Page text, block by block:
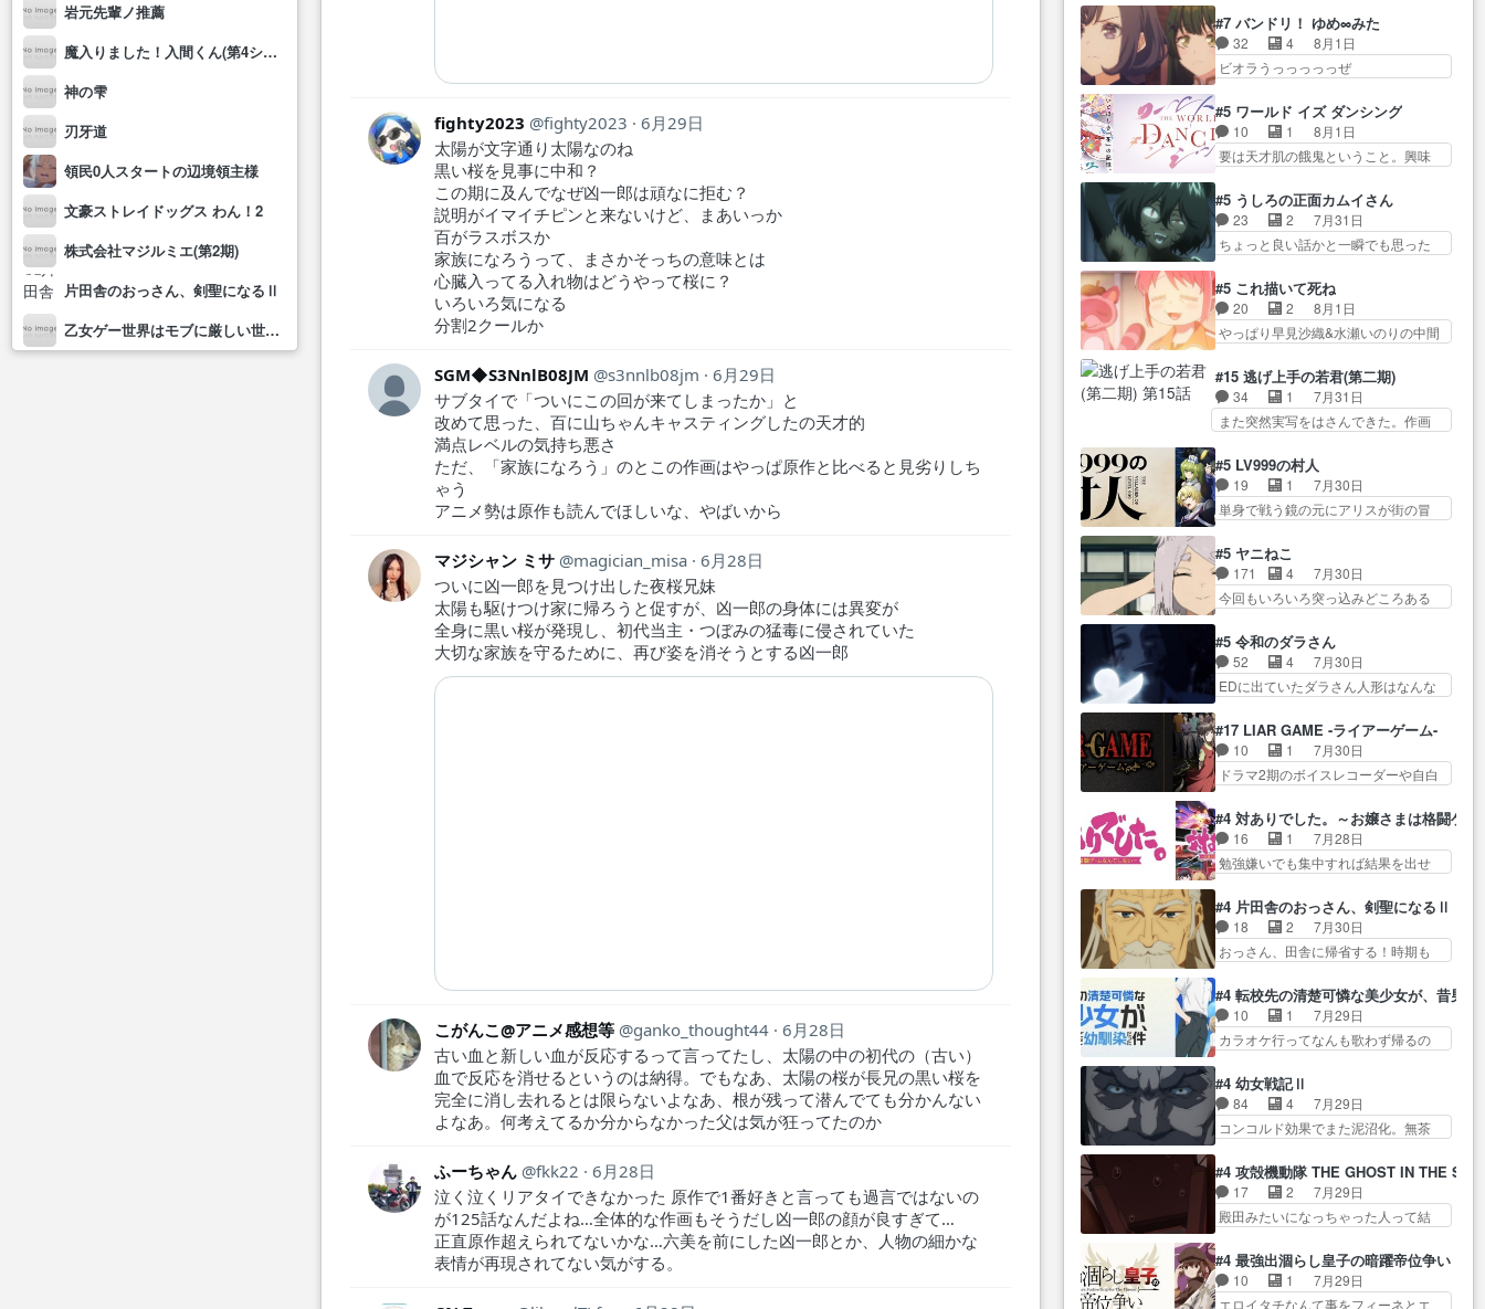
岩元先輩ノ推薦
魔入りました！入間くん(第4シリーズ)
神の雫
刃牙道
領民0人スタートの辺境領主様
文豪ストレイドッグス わん！2
株式会社マジルミエ(第2期)
片田舎のおっさん、剣聖になるⅡ
乙女ゲー世界はモブに厳しい世界です2
fighty2023 fighty2023
6月29日
太陽が文字通り太陽なのね
黒い桜を見事に中和？
この期に及んでなぜ凶一郎は頑なに拒む？
説明がイマイチピンと来ないけど、まあいっか
百がラスボスか
家族になろうって、まさかそっちの意味とは
心臓入ってる入れ物はどうやって桜に？
いろいろ気になる
分割2クールか
SGM◆S3NnlB08JM s3nnlb08jm
6月29日
サブタイで「ついにこの回が来てしまったか」と
改めて思った、百に山ちゃんキャスティングしたの天才的
満点レベルの気持ち悪さ
ただ、「家族になろう」のとこの作画はやっぱ原作と比べると見劣りしち
ゃう
アニメ勢は原作も読んでほしいな、やばいから
マジシャン ミサ magician_misa
6月28日
ついに凶一郎を見つけ出した夜桜兄妹
太陽も駆けつけ家に帰ろうと促すが、凶一郎の身体には異変が
全身に黒い桜が発現し、初代当主・つぼみの猛毒に侵されていた
大切な家族を守るために、再び姿を消そうとする凶一郎
こがんこ@アニメ感想等 ganko_thought44
6月28日
古い血と新しい血が反応するって言ってたし、太陽の中の初代の（古い）
血で反応を消せるというのは納得。でもなあ、太陽の桜が長兄の黒い桜を
完全に消し去れるとは限らないよなあ、根が残って潜んでても分かんない
よなあ。何考えてるか分からなかった父は気が狂ってたのか
ふーちゃん fkk22
6月28日
泣く泣くリアタイできなかった 原作で1番好きと言っても過言ではないの
が125話なんだよね…全体的な作画もそうだし凶一郎の顔が良すぎて…
正直原作超えられてないかな…六美を前にした凶一郎とか、人物の細かな
表情が再現されてない気がする。
アキオの… 色々とひっかけがあ
って、最終的に嫌な終わ… ゴン
ゾウが従える大量のツガイに何事か
と思…
タ… 年上旦那が良い人でも、女
は宝石でただ笑っ… ダイルの儀
式の神々しさたるや。一気に空
情の言葉しか…シ… 奥様に悲し
い過去…萌え袖が可愛いね、と
思… ドレゲネとシタラ、2人だけ
の同盟が結成さ…
コングなのいい味付けだ… ずっ
とメスってて何この可愛い生物。ク
ラス… 付き合い始めたら始めた
でまた違った悩みが… と一歩ず
の… ツインテールが可愛いお茶
目な妹ちゃんです… しかも過去
も重いんかいかつては自分に自
からかしらお顔が… 黒絵「怪獣
に憧れるのはいいけど自分自身
が… 素の自分はどちらなのかは
まだ不明だが見せ…
#7 バンドリ！ ゆめ∞みた
32 4
8月1日
ビオラうっっっっっぜ
ちゃん、僕っ子になってから取り戻
し… ビオラが悪魔すぎて気分が
悪くなってきたこ… 声優まとめ
ました(７話まで)仲町あられ/… ビ
wwwこ… 自信あれば評価なんて
気にしないし、充実し… ・バー
チャルだけど、みゅーたいぷ初ライ
たら歌唱シーン… の、らいぶシ
ーン＿!!­­--­­--­… それだけでええや
ん！！しかし、ビオラが仕…
#5 ワールド イズ ダンシング
10 1
8月1日
要は天才肌の餓鬼ということ。興味
かった？鬼夜叉が田楽の… 猿楽
の鬼夜叉と田楽の増次郎。小さない
ざこ… 着眼点は良くとも、先鋭
的すぎるのか。芸能… 鬼夜叉は
条… 観世座を離れ、三条坊門御
所で日々を送る鬼… 「お前(鬼夜
叉)が凄いのではなく客が凄い…
猫の動き… 登場人物の我が強
い。新しい獅子舞に拘って… 第
５話をprimevideoで視聴しまし…
#5 うしろの正面カムイさん
23 2
7月31日
ちょっと良い話かと一瞬でも思った
めてなかった？白雪碧さ… 今日
も1日お疲れ様でした～───昨晩～
今… 幼女に拾われたお市ちゃん
の恩返し。化け猫… 役にて出演
ン… トイ・ストーリーみたいな
始まり。流石に除… 猫相手にな
んでそんなに…と思ったらそう
化け猫は油が好物… 今回はあか
やし1体のみで15分。金持ちの…
今更だけど霊が性行為で祓えること
は何とな…
#5 これ描いて死ね
20 2
8月1日
やっぱり早見沙織&水瀬いのりの中間
とになってたんだっけ… 登場人
物が増えてわいわいしたところが好
き… 初コミティアで２０冊刷り
は妥当だよね。俺… 藤森さんの
が⋯… 〜漫画に「想い」をこめ
よう｣娘に漫画であ… 何回この作
品に泣かされるのだろう。光が
っていいなあ。同… コミティア
参加のしおりを徹夜で作る先生
(… お母さん、娘にあんな漫画描
かれたら泣いち…
#15 逃げ上手の若君(第二期)
34 1
7月31日
また突然実写をはさんできた。作画
る事と分かると水を得た… 30歳
まで童貞だと魔法使いになれるとい
う… こっちの諏訪の三大将もま
たクセが強いw色… 頼重が完全に
が… 弧次郎「欲を我慢して強く
なれるなら大飯食… 変化球な演
出も交えながらの状況説明が本
した！最終的に… この高らかな
DT宣言、合田一人に通じるも…
この作品は近年稀に見るおっさんキ
ャラの充…
#5 LV999の村人
19 1
7月30日
単身で戦う鏡の元にアリスが街の冒
に飲み込まれた転生者と… みん
なががんばってくれたアリスの父ち
ゃん… 成長限界が999である村人
と定めた上位存… 大規模バトル
り… やっぱり勇者より強かった
か笑統率力LV9… 普通の人間の親
子やーん総務課長と娘の女子…
の… そのために役割を超越する
者の出現させるた… アリスのお
陰で他の勇者達も共闘してくれ魔…
#5 ヤニねこ
171 4
7月30日
今回もいろいろ突っ込みどころある
の話が尋常じゃない雰囲… 妹子
ちゃんの恋愛話をしたり、タバコを
生産… ここうっすら思ったこと
ズバリ言ってくれて… おかし
配… ヤクねこのクワガタ取りの
話見て切なくなっ… 普段は選別
された4～600レスを2,30… 隠し
正… なんか今日はかなり一瞬で
終わっちまったっ… 先週と比べ
てまだまともに見えた。4話は過…
#5 令和のダラさん
52 4
7月30日
EDに出ていたダラさん人形はなんな
生まれた日』をダラさ… 陰惨な
過去がきっちり現代に継承されてい
る… ダラさんと姉弟の母との出
会いの話やはりダ… ダラさんの
人… 第５話感想：２人の過剰な
貢ぎ物?の礼とし… 第５話感想：
姉のお誕生会にダラさんを招
替わってるのね… こんなデカイ
のどうやって運ぶんだよ！？
姉… ダラさん、人型形態にもな
れるんか!?w髪…
#17 LIAR GAME -ライアーゲーム-
10 1
7月30日
ドラマ2期のボイスレコーダーや自白
をつくのが抜群に上手… 昼の国
の奴らも馬鹿が多いが、夜の国も同
じ… ご視聴ありがとうございま
した来週もよろし… 握った◯治
レ… ヨコヤの頭の回転の速さと
人間の心理を利用… 夜の国のヨ
コヤ支配がますますひどく……。
裁支配を強化、… やはりヨコヤ
いいですね。昼の国が勝てる
流… 役で出演いたしました。次
回も緊張が止まり…
#4 対ありでした。～お嬢さまは格闘ゲ
16 1
7月28日
勉強嫌いでも集中すれば結果を出せ
しむ４人。だが、期末試… どん
なゲームも相手が強すぎるとやる気
無く… テーマ：テスト勉強と大
会感想は、美緒がテ… すげーー
優… 深夜の格ゲー対戦よりテス
トの方がよっぽど… 真剣に授業
を受けて、夜は珠樹の部屋で格
勉強会！美緒ちゃ… 受験勉強と
戦闘の2択なら戦闘を選ぶ娘w
美… 勉強嫌いでバトルを選ぶっ
て、ひぐらしの沙…
#4 片田舎のおっさん、剣聖になるⅡ
18 2
7月30日
おっさん、田舎に帰省する！時期も
副団長、年長者が強い順… 底知
れない爺さんには夢が詰まってると
思う… クルニ、ヘンブリッツ、
ミュイと一緒におっ… 帰省、お
確… 父親から手紙が来た。サー
ベルボアの退治の… ここでヘン
ブリッツくんが同行するのが変
に・ベリルはミュ… おっさんの
親となるとお爺ちゃんだよね孫
扱… ・ベリル、実家に帰ること
に・ベリルはミュ…
#4 転校先の清楚可憐な美少女が、昔男
10 1
7月29日
カラオケ行ってなんも歌わず帰るの
めっちゃ可愛いぞ！！！… どう
やらあの女優さんが春希のお母さん
のよ… 春希ちゃん姫ちゃんに野
菜の子も凄え可愛い… 隼人くん
全… 第４話をU-NEXTで視聴しま
した。視聴… スマホを買うた
め、都心で待ち合わせをした…
だかん… いきなりシリアス展開
ぶち込んでくるじゃん… 春希の
家庭事情は複雑。食事とか隼人が親
#4 幼女戦記Ⅱ
84 4
7月29日
コンコルド効果でまた泥沼化。無茶
自らが行う煙草と葉巻は… ブロ
グを更新しました!!宜しければ、是
非… 計画通りにはいかないね笑
やり遂げた(ほぼ… 今回もターニ
し… 白髪の男性が語った家族を
失った喪無感が、… 連邦に対し
#4 攻殻機動隊 THE GHOST IN THE
17 2
7月29日
殿田みたいになっちゃった人って結
と思ってたら、トグサが… あの
見た目もうただのロボでしかないん
だよ… 俺らの汗拭きそりゃいや
#4 最強出涸らし皇子の暗躍帝位争い
10 1
7月29日
エロイタチなんて事をフィーネとエ